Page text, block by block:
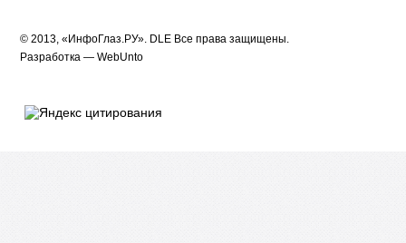
© 2013, «ИнфоГлаз.РУ». DLE Все права защищены.
Разработка —WebUnto